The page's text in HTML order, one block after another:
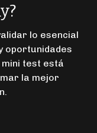
lo esencial
oportunidades
test está
la mejor